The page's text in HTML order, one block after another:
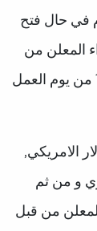
له ام في حال فتح
المعلن من
قبل البنك المركزي التركي في الساعة 15:00 من يوم العمل
الامريكي,
و من ثم
من قبل